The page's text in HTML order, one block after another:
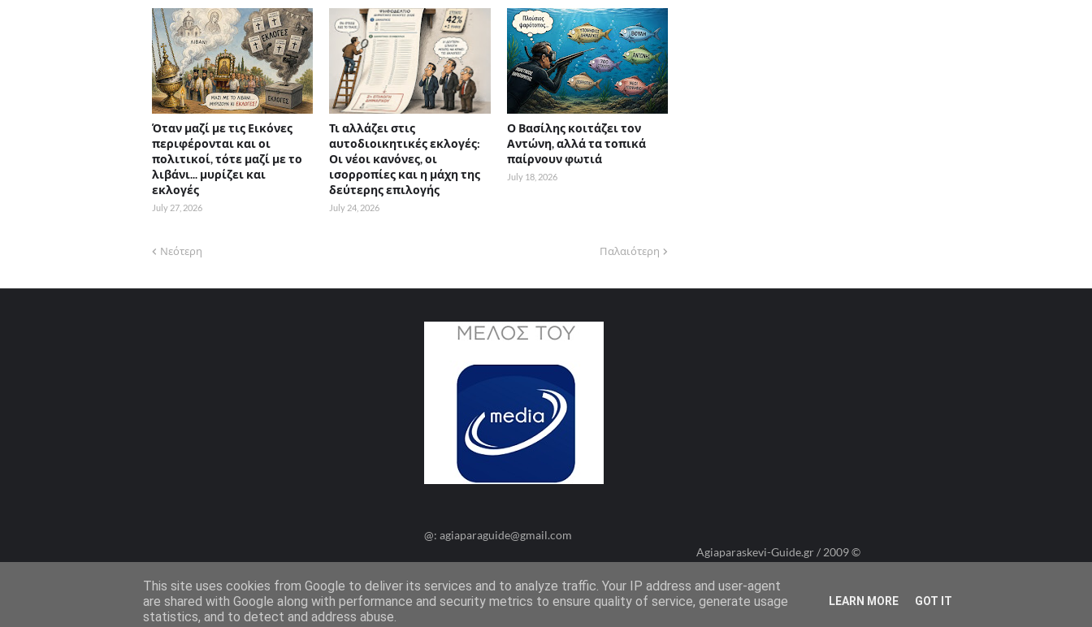
Όταν μαζί με τις Εικόνες
περιφέρονται και οι
πολιτικοί, τότε μαζί με το
λιβάνι... μυρίζει και
εκλογές
July 27, 2026
Τι αλλάζει στις
αυτοδιοικητικές εκλογές:
Οι νέοι κανόνες, οι
ισορροπίες και η μάχη της
δεύτερης επιλογής
July 24, 2026
Ο Βασίλης κοιτάζει τον
Αντώνη, αλλά τα τοπικά
παίρνουν φωτιά
July 18, 2026
Νεότερη Παλαιότερη
@: agiaparaguide@gmail.com
Agiaparaskevi-Guide.gr / 2009 ©
Design by -Templateify
This site uses cookies from Google to deliver its services and to analyze traffic. Your IP address and user-agent
are shared with Google along with performance and security metrics to ensure quality of service, generate usage
statistics, and to detect and address abuse.
LEARN MORE GOT IT